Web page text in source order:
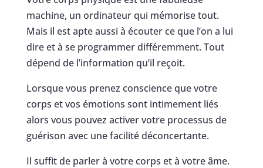
machine, un ordinateur qui mémorise tout.
Mais il est apte aussi à écouter ce que l’on a lui
dire et à se programmer différemment. Tout
dépend de l’information qu’il reçoit.
Lorsque vous prenez conscience que votre
corps et vos émotions sont intimement liés
alors vous pouvez activer votre processus de
guérison avec une facilité déconcertante.
Il suffit de parler à votre corps et à votre âme.